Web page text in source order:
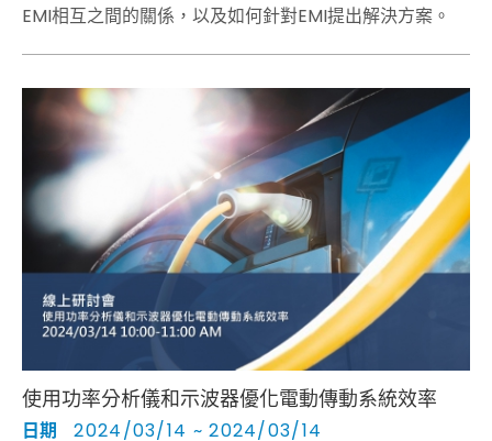
EMI相互之間的關係，以及如何針對EMI提出解決方案。
使用功率分析儀和示波器優化電動傳動系統效率
日期 2024/03/14 ~ 2024/03/14